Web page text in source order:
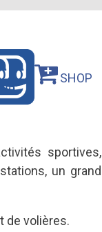
SHOP
sportives,
un grand
de volières.